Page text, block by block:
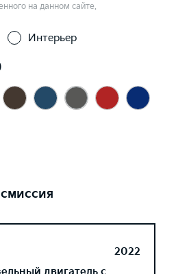
на данном сайте.
Интерьер
2022